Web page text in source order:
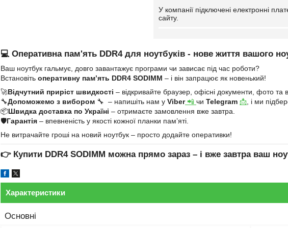
У компанії підключені електронні
сайту.
💻 Оперативна пам'ять DDR4 для ноутбуків - нове життя вашого
Ваш ноутбук гальмує, довго завантажує програми чи зависає під час роботи?
Встановіть оперативну пам’ять DDR4 SODIMM – і він запрацює як новенький!
🚀Відчутний приріст швидкості – відкривайте браузер, офісні документи, фото та
🔧Допоможемо з вибором 🔧 – напишіть нам у Viber📲 чи Telegram 📩 , і ми
📦Швидка доставка по Україні – отримаєте замовлення вже завтра.
🛡Гарантія – впевненість у якості кожної планки пам’яті.
Не витрачайте гроші на новий ноутбук – просто додайте оперативки!
👉 Купити DDR4 SODIMM можна прямо зараз – і вже завтра ваш
Характеристики
Основні